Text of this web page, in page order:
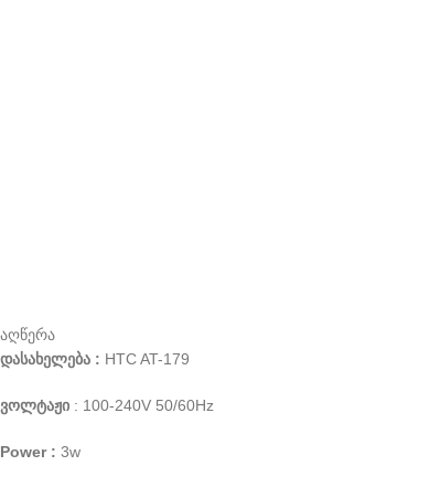
აღწერა
დასახელება : HTC AT-179
ვოლტაჟი : 100-240V 50/60Hz
Power : 3w